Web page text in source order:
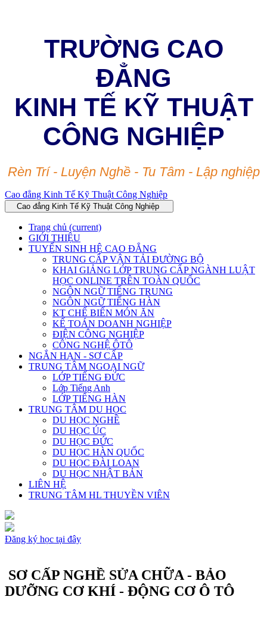
TRƯỜNG CAO
ĐẲNG
KINH TẾ KỸ THUẬT
CÔNG NGHIỆP
Rèn Trí - Luyện Nghề - Tu Tâm - Lập nghiệp
Cao đẳng Kinh Tế Kỹ Thuật Công Nghiệp
Cao đẳng Kinh Tế Kỹ Thuật Công Nghiệp
Trang chủ (current)
GIỚI THIỆU
TUYỂN SINH HỆ CAO ĐẲNG
TRUNG CẤP VẬN TẢI ĐƯỜNG BỘ
KHAI GIẢNG LỚP TRUNG CẤP NGÀNH LUẬT
HỌC ONLINE TRÊN TOÀN QUỐC
NGÔN NGỮ TIẾNG TRUNG
NGÔN NGỮ TIẾNG HÀN
KT CHẾ BIẾN MÓN ĂN
KẾ TOÁN DOANH NGHIỆP
ĐIỆN CÔNG NGHIỆP
CÔNG NGHỆ ÔTÔ
NGẮN HẠN - SƠ CẤP
TRUNG TÂM NGOẠI NGỮ
LỚP TIẾNG ĐỨC
Lớp Tiếng Anh
LỚP TIẾNG HÀN
TRUNG TÂM DU HỌC
DU HỌC NGHỀ
DU HỌC ÚC
DU HỌC ĐỨC
DU HỌC HÀN QUỐC
DU HỌC ĐÀI LOAN
DU HỌC NHẬT BẢN
LIÊN HỆ
TRUNG TÂM HL THUYỀN VIÊN
Đăng ký học tại đây
SƠ CẤP NGHỀ SỬA CHỮA - BẢO
DƯỠNG CƠ KHÍ - ĐỘNG CƠ Ô TÔ